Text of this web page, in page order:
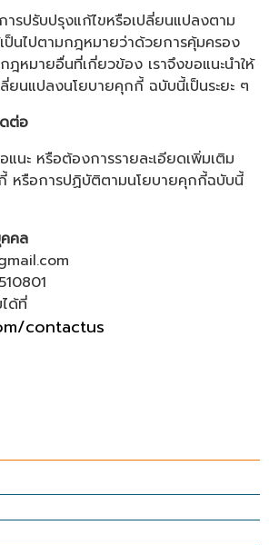
รปรับปรุงแก้ไขหรือเปลี่ยนแปลงตาม
เป็นไปตามกฎหมายว่าด้วยการคุ้มครอง
หมายอื่นที่เกี่ยวข้อง เราจึงขอแนะนำให้
ยนแปลงนโยบายคุกกี้ ฉบับนี้เป็นระยะ ๆ
ต่อ
นะ หรือต้องการรายละเอียดเพิ่มเติม
หรือการปฏิบัติตามนโยบายคุกกี้ฉบับนี้
คล
ด้ที่
contactus